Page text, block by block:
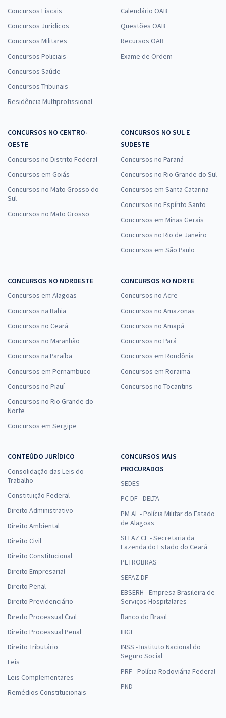
Concursos Fiscais
Concursos Jurídicos
Concursos Militares
Concursos Policiais
Concursos Saúde
Concursos Tribunais
Residência Multiprofissional
Calendário OAB
Questões OAB
Recursos OAB
Exame de Ordem
CONCURSOS NO CENTRO-
OESTE
Concursos no Distrito Federal
Concursos em Goiás
Concursos no Mato Grosso do
Sul
Concursos no Mato Grosso
CONCURSOS NO SUL E
SUDESTE
Concursos no Paraná
Concursos no Rio Grande do Sul
Concursos em Santa Catarina
Concursos no Espírito Santo
Concursos em Minas Gerais
Concursos no Rio de Janeiro
Concursos em São Paulo
CONCURSOS NO NORDESTE
Concursos em Alagoas
Concursos na Bahia
Concursos no Ceará
Concursos no Maranhão
Concursos na Paraíba
Concursos em Pernambuco
Concursos no Piauí
Concursos no Rio Grande do
Norte
Concursos em Sergipe
CONCURSOS NO NORTE
Concursos no Acre
Concursos no Amazonas
Concursos no Amapá
Concursos no Pará
Concursos em Rondônia
Concursos em Roraima
Concursos no Tocantins
CONTEÚDO JURÍDICO
Consolidação das Leis do
Trabalho
Constituição Federal
Direito Administrativo
Direito Ambiental
Direito Civil
Direito Constitucional
Direito Empresarial
Direito Penal
Direito Previdenciário
Direito Processual Civil
Direito Processual Penal
Direito Tributário
Leis
Leis Complementares
Remédios Constitucionais
CONCURSOS MAIS
PROCURADOS
SEDES
PC DF - DELTA
PM AL - Polícia Militar do Estado
de Alagoas
SEFAZ CE - Secretaria da
Fazenda do Estado do Ceará
PETROBRAS
SEFAZ DF
EBSERH - Empresa Brasileira de
Serviços Hospitalares
Banco do Brasil
IBGE
INSS - Instituto Nacional do
Seguro Social
PRF - Polícia Rodoviária Federal
PND